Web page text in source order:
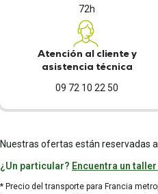
72h
Atención al cliente y
asistencia técnica
09 72 10 22 50
Nuestras ofertas están reservadas
¿Un particular? Encuentra un
* Precio del transporte para Francia